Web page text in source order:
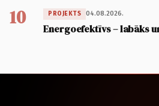
10 PROJEKTS 04.08.2026.
Energoefektīvs – labāks